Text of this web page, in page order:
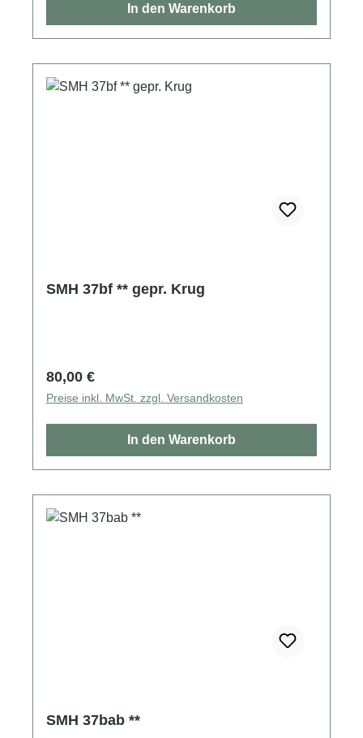
In den Warenkorb
SMH 37bf ** gepr. Krug
Regulärer Preis:
80,00 €
Preise inkl. MwSt. zzgl. Versandkosten
In den Warenkorb
SMH 37bab **